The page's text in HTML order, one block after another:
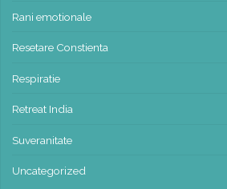
Rani emotionale
Resetare Constienta
Respiratie
Retreat India
Suveranitate
Uncategorized